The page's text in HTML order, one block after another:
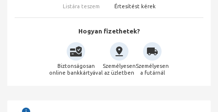
Listára teszem Értesítést kérek
Hogyan fizethetek?
Biztonságosan
online bankkártyával
Személyesen
az üzletben
Személyesen
a futárnál